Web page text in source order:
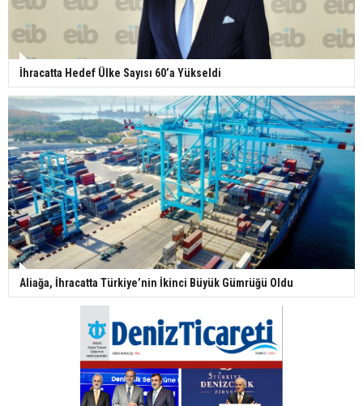
İhracatta Hedef Ülke Sayısı 60’a Yükseldi
Aliağa, İhracatta Türkiye’nin İkinci Büyük Gümrüğü Oldu